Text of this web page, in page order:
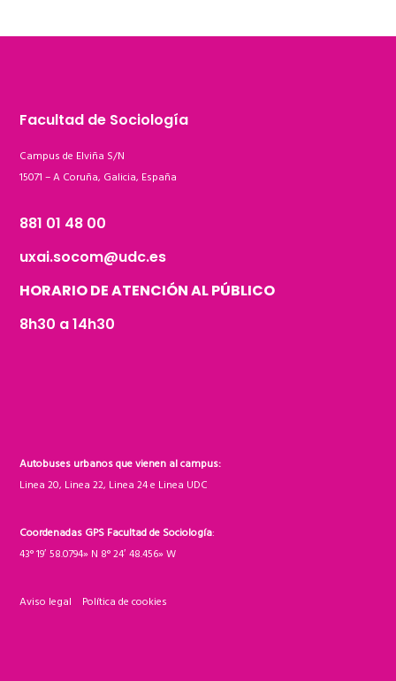
Facultad de Sociología
Campus de Elviña S/N
15071 – A Coruña, Galicia, España
881 01 48 00
uxai.socom@udc.es
HORARIO DE ATENCIÓN AL PÚBLICO
8h30 a 14h30
Autobuses urbanos que vienen al campus:
Linea 20, Linea 22, Linea 24 e Linea UDC
Coordenadas GPS Facultad de Sociología:
43° 19′ 58.0794» N 8° 24′ 48.456» W
Aviso legal Política de cookies